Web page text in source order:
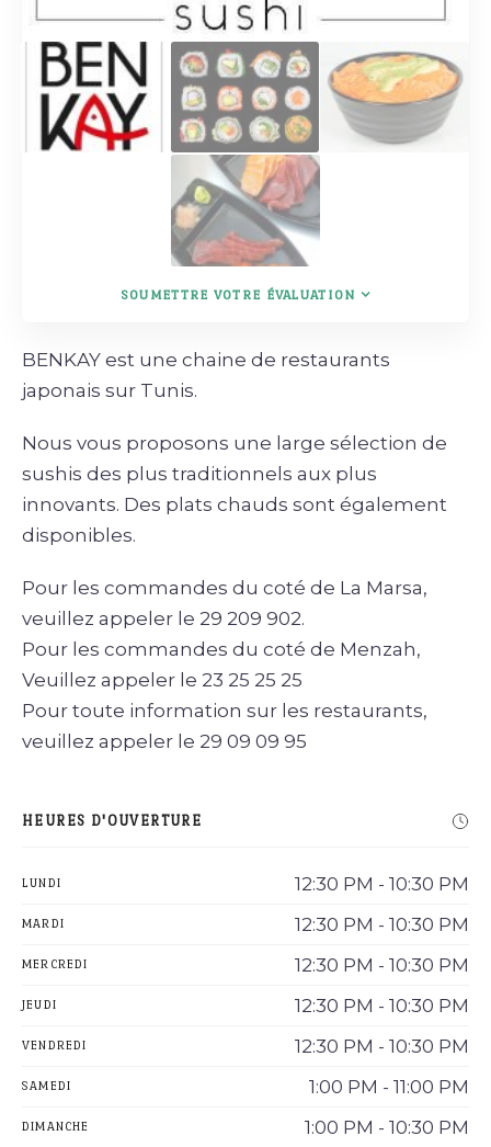
SOUMETTRE VOTRE ÉVALUATION
BENKAY est une chaine de restaurants
japonais sur Tunis.
Nous vous proposons une large sélection de
sushis des plus traditionnels aux plus
innovants. Des plats chauds sont également
disponibles.
Pour les commandes du coté de La Marsa,
veuillez appeler le 29 209 902.
Pour les commandes du coté de Menzah,
Veuillez appeler le 23 25 25 25
Pour toute information sur les restaurants,
veuillez appeler le 29 09 09 95
HEURES D'OUVERTURE
LUNDI 12:30 PM - 10:30 PM
MARDI 12:30 PM - 10:30 PM
MERCREDI 12:30 PM - 10:30 PM
JEUDI 12:30 PM - 10:30 PM
VENDREDI 12:30 PM - 10:30 PM
SAMEDI 1:00 PM - 11:00 PM
DIMANCHE 1:00 PM - 10:30 PM